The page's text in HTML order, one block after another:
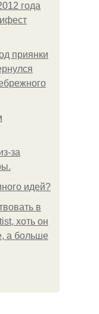
года
приянки
за
идей?
в
хоть он
а больше